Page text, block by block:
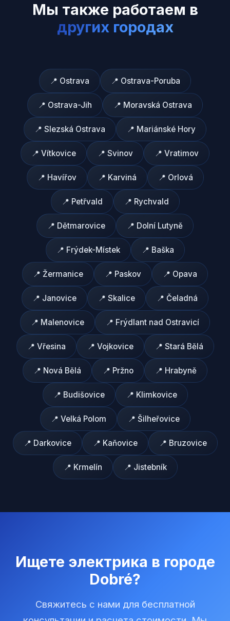
Мы также работаем в
других городах
📍 Ostrava 📍 Ostrava-Poruba
📍 Ostrava-Jih 📍 Moravská Ostrava
📍 Slezská Ostrava 📍 Mariánské Hory
📍 Vítkovice 📍 Svinov 📍 Vratimov
📍 Havířov 📍 Karviná 📍 Orlová
📍 Petřvald 📍 Rychvald
📍 Dětmarovice 📍 Dolní Lutyně
📍 Frýdek-Místek 📍 Baška
📍 Žermanice 📍 Paskov 📍 Opava
📍 Janovice 📍 Skalice 📍 Čeladná
📍 Malenovice 📍 Frýdlant nad Ostravicí
📍 Vřesina 📍 Vojkovice 📍 Stará Bělá
📍 Nová Bělá 📍 Pržno 📍 Hrabyně
📍 Budišovice 📍 Klimkovice
📍 Velká Polom 📍 Šilheřovice
📍 Darkovice 📍 Kaňovice 📍 Bruzovice
📍 Krmelín 📍 Jistebník
Ищете электрика в городе
Dobré?
Свяжитесь с нами для бесплатной